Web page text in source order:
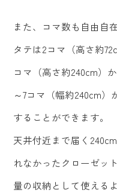
また、コマ数も自由自在
タテは2コマ（高さ約
コマ（高さ約240cm）
～7コマ（幅約240cm
することができます。
天井付近まで届く
れなかったクローゼッ
量の収納として使える